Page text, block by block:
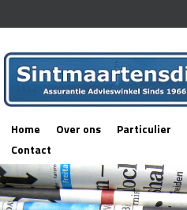
Home Over ons Particulier
Contact